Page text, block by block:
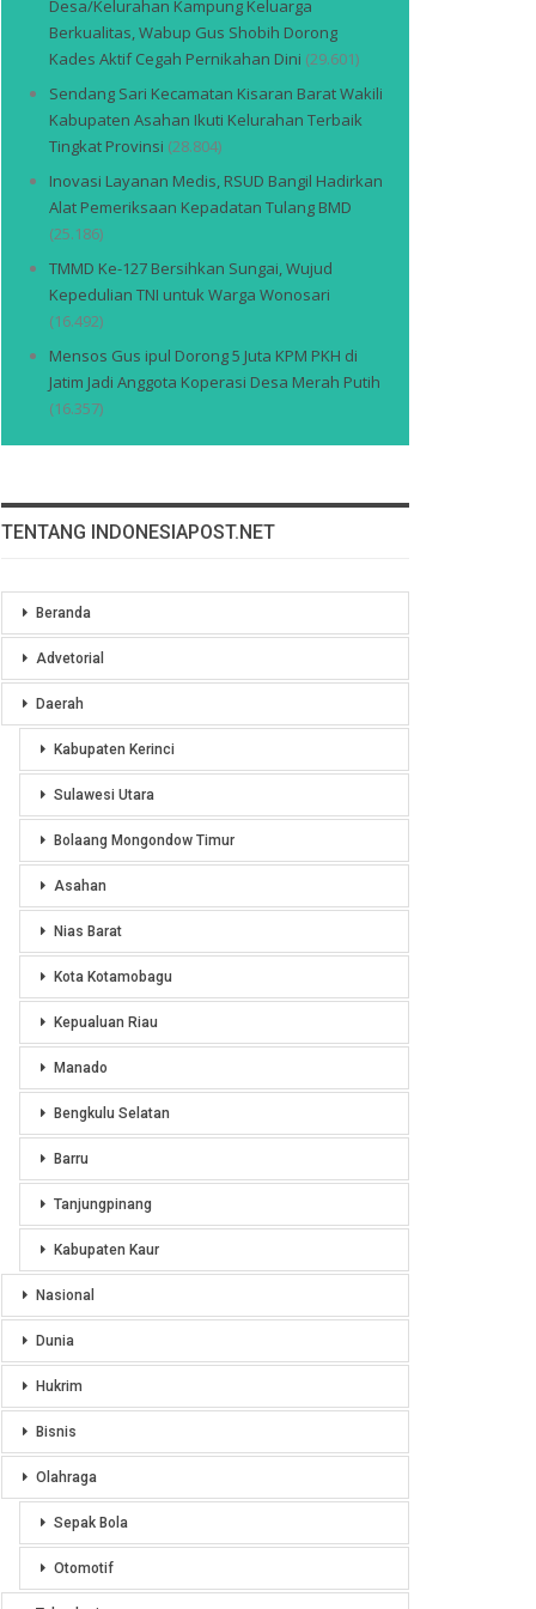
Desa/Kelurahan Kampung Keluarga
Berkualitas, Wabup Gus Shobih Dorong
Kades Aktif Cegah Pernikahan Dini (29.601)
Sendang Sari Kecamatan Kisaran Barat Wakili
Kabupaten Asahan Ikuti Kelurahan Terbaik
Tingkat Provinsi (28.804)
Inovasi Layanan Medis, RSUD Bangil Hadirkan
Alat Pemeriksaan Kepadatan Tulang BMD
(25.186)
TMMD Ke-127 Bersihkan Sungai, Wujud
Kepedulian TNI untuk Warga Wonosari
(16.492)
Mensos Gus ipul Dorong 5 Juta KPM PKH di
Jatim Jadi Anggota Koperasi Desa Merah Putih
(16.357)
TENTANG INDONESIAPOST.NET
Beranda
Advetorial
Daerah
Kabupaten Kerinci
Sulawesi Utara
Bolaang Mongondow Timur
Asahan
Nias Barat
Kota Kotamobagu
Kepualuan Riau
Manado
Bengkulu Selatan
Barru
Tanjungpinang
Kabupaten Kaur
Nasional
Dunia
Hukrim
Bisnis
Olahraga
Sepak Bola
Otomotif